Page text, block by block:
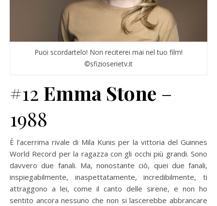
Puoi scordartelo! Non reciterei mai nel tuo film!
©sfizioserietv.it
#12 Emma Stone –
1988
È l’acerrima rivale di Mila Kunis per la vittoria del Guinnes
World Record per la ragazza con gli occhi più grandi. Sono
davvero due fanali. Ma, nonostante ciò, quei due fanali,
inspiegabilmente, inaspettatamente, incredibilmente, ti
attraggono a lei, come il canto delle sirene, e non ho
sentito ancora nessuno che non si lascerebbe abbrancare